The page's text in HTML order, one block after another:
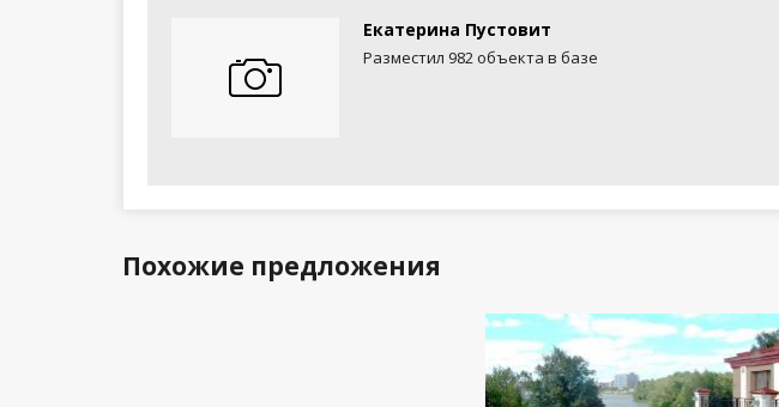
Екатерина Пустовит
Разместил 982 объекта в базе
Похожие предложения